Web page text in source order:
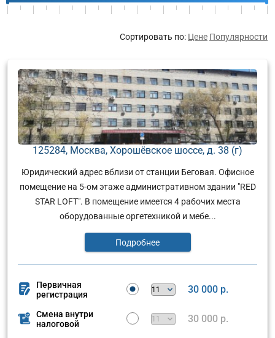
Сортировать по: Цене Популярности
125284, Москва, Хорошёвское шоссе, д. 38 (г)
Юридический адрес вблизи от станции Беговая. Офисное
помещение на 5-ом этаже административном здании "RED
STAR LOFT". В помещение имеется 4 рабочих места
оборудованные оргетехникой и мебе...
Подробнее
Первичная
регистрация
30 000 р.
Смена внутри
налоговой
30 000 р.